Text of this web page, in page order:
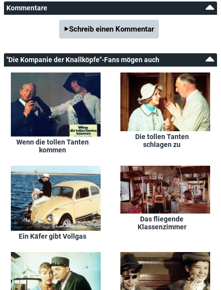
Kommentare
Schreib einen Kommentar
"Die Kompanie der Knallköpfe"-Fans mögen auch
Wenn die tollen Tanten
kommen
Die tollen Tanten
schlagen zu
Ein Käfer gibt Vollgas
Das fliegende
Klassenzimmer